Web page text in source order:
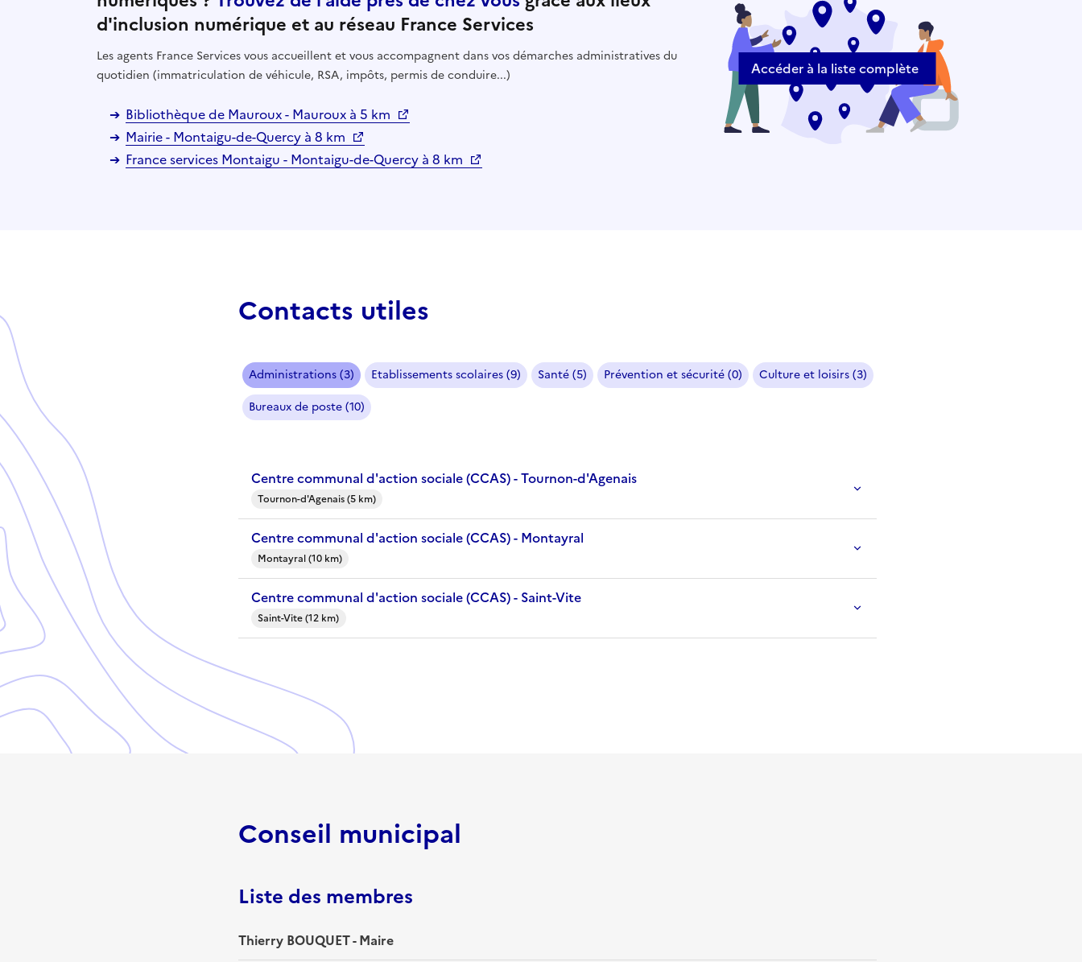
d'inclusion numérique et au réseau France Services
Les agents France Services vous accueillent et vous accompagnent dans vos démarches administratives du
quotidien (immatriculation de véhicule, RSA, impôts, permis de conduire...)
Bibliothèque de Mauroux - Mauroux à 5 km
Mairie - Montaigu-de-Quercy à 8 km
France services Montaigu - Montaigu-de-Quercy à 8 km
Accéder à la liste complète
Contacts utiles
Administrations (3) Etablissements scolaires (9) Santé (5) Prévention et sécurité (0)
Culture et loisirs (3)
Bureaux de poste (10)
Centre communal d'action sociale (CCAS) - Tournon-d'Agenais
Tournon-d'Agenais (5 km)
Centre communal d'action sociale (CCAS) - Montayral
Montayral (10 km)
Centre communal d'action sociale (CCAS) - Saint-Vite
Saint-Vite (12 km)
Conseil municipal
Liste des membres
Thierry BOUQUET - Maire